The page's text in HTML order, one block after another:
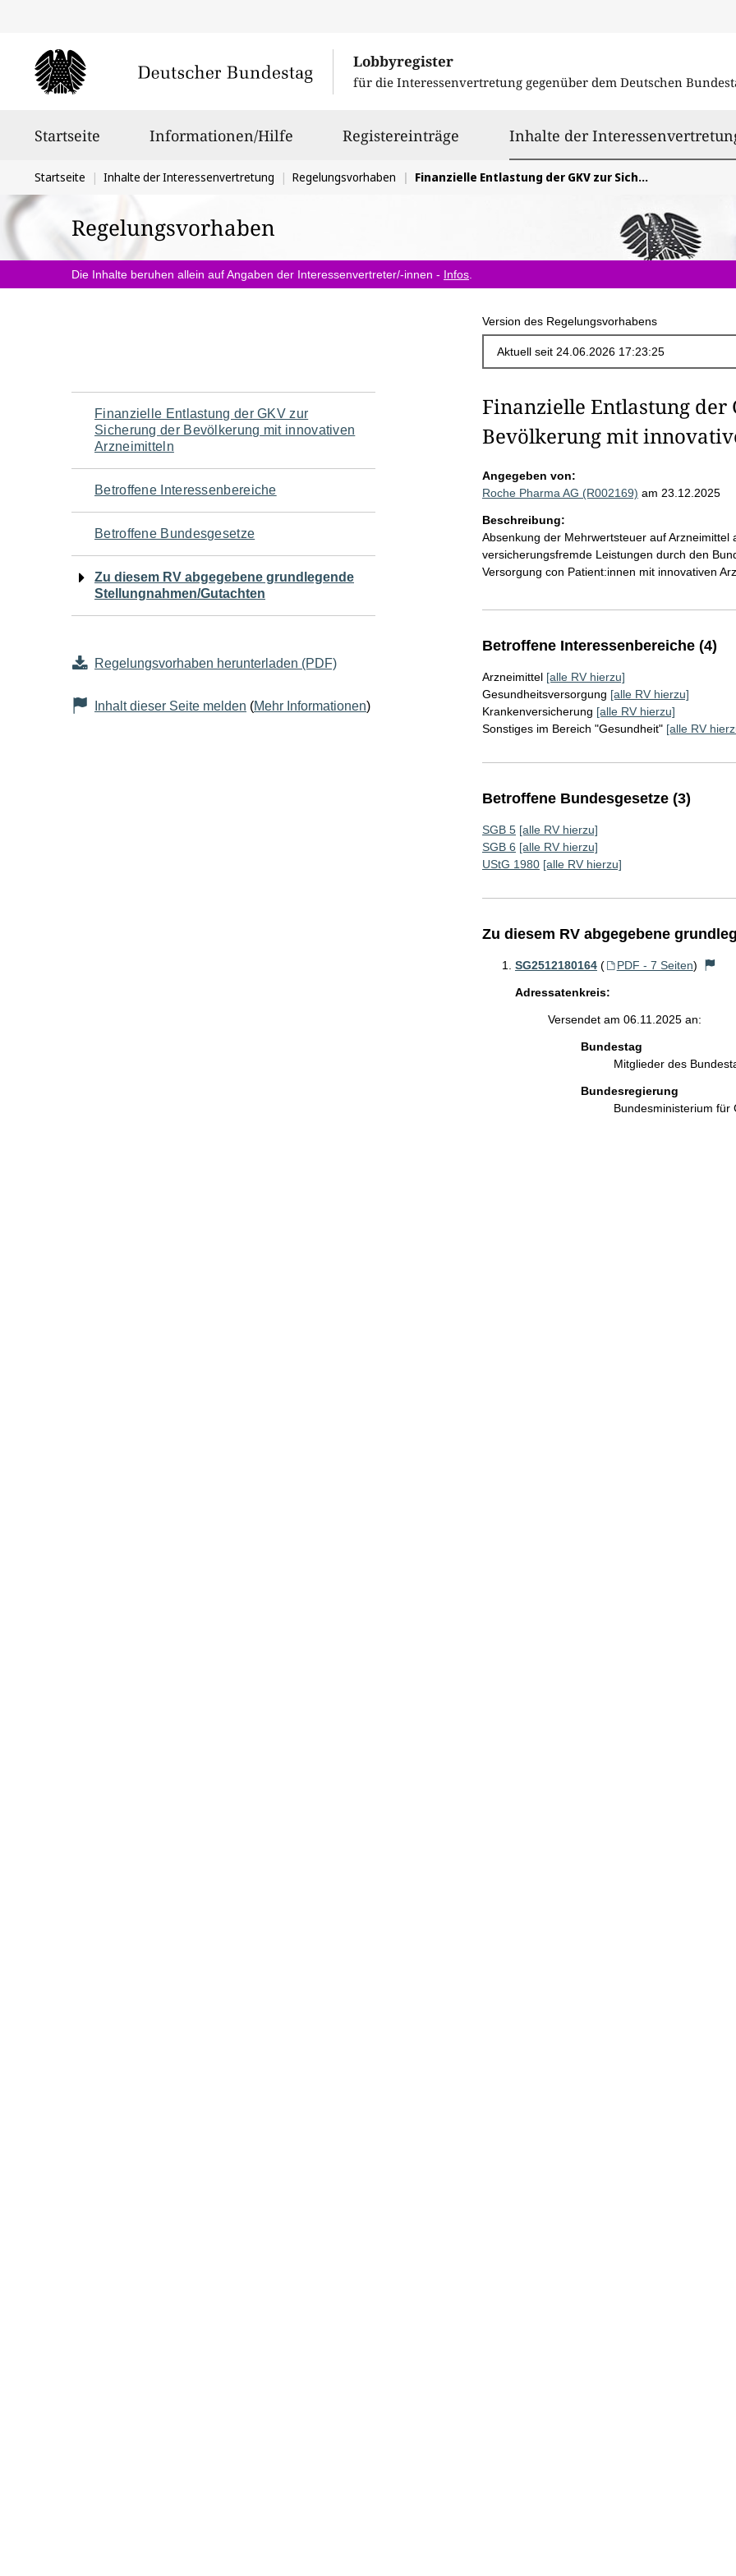
Lobbyregister
für die Interessenvertretung gegenüber dem Deutschen
Startseite Informationen/Hilfe Registereinträge Inhalte der
Sie
befinden
sich
hier:
Startseite Inhalte der Interessenvertretung Regelungsvorhaben Finanzielle Entlastung der GKV zur Sicherung der Bevölkerung mit innovativen Arzneimitteln
Regelungsvorhaben
Die Inhalte beruhen allein auf Angaben der Interessenvertreter/-innen - Infos
Version des Regelungsvorhabens
Navigation
für
den
Seiteninhalt
Finanzielle Entlastung der GKV zur
Sicherung der Bevölkerung mit innovativen
Arzneimitteln
Betroffene Interessenbereiche
Betroffene Bundesgesetze
Zu diesem RV abgegebene grundlegende
Stellungnahmen/Gutachten
Regelungsvorhaben herunterladen (PDF)
Inhalt dieser Seite melden (Mehr Informationen)
Finanzielle Entlastung der
Bevölkerung mit
Angegeben von:
Roche Pharma AG (R002169) am 23.12.2025
Beschreibung:
Absenkung der Mehrwertsteuer auf
versicherungsfremde Leistungen durch den
Versorgung con Patient:innen mit innovativen
Betroffene Interessenbereiche (4)
Arzneimittel [alle RV hierzu]
Gesundheitsversorgung [alle RV hierzu]
Krankenversicherung [alle RV hierzu]
Sonstiges im Bereich "Gesundheit" [alle RV
Betroffene Bundesgesetze (3)
SGB 5 [alle RV hierzu]
SGB 6 [alle RV hierzu]
UStG 1980 [alle RV hierzu]
Zu diesem RV abgegebene
SG2512180164 ( PDF - 7 Seiten)
Adressatenkreis:
Versendet am 06.11.2025 an:
Bundestag
Mitglieder des
Bundesregierung
Bundesministerium